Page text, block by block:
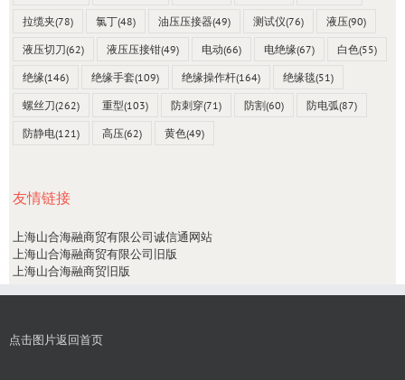
拉缆夹(78) 氯丁(48) 油压压接器(49) 测试仪(76) 液压(90)
液压切刀(62) 液压压接钳(49) 电动(66) 电绝缘(67) 白色(55)
绝缘(146) 绝缘手套(109) 绝缘操作杆(164) 绝缘毯(51)
螺丝刀(262) 重型(103) 防刺穿(71) 防割(60) 防电弧(87)
防静电(121) 高压(62) 黄色(49)
友情链接
上海山合海融商贸有限公司诚信通网站
上海山合海融商贸有限公司旧版
上海山合海融商贸旧版
点击图片返回首页